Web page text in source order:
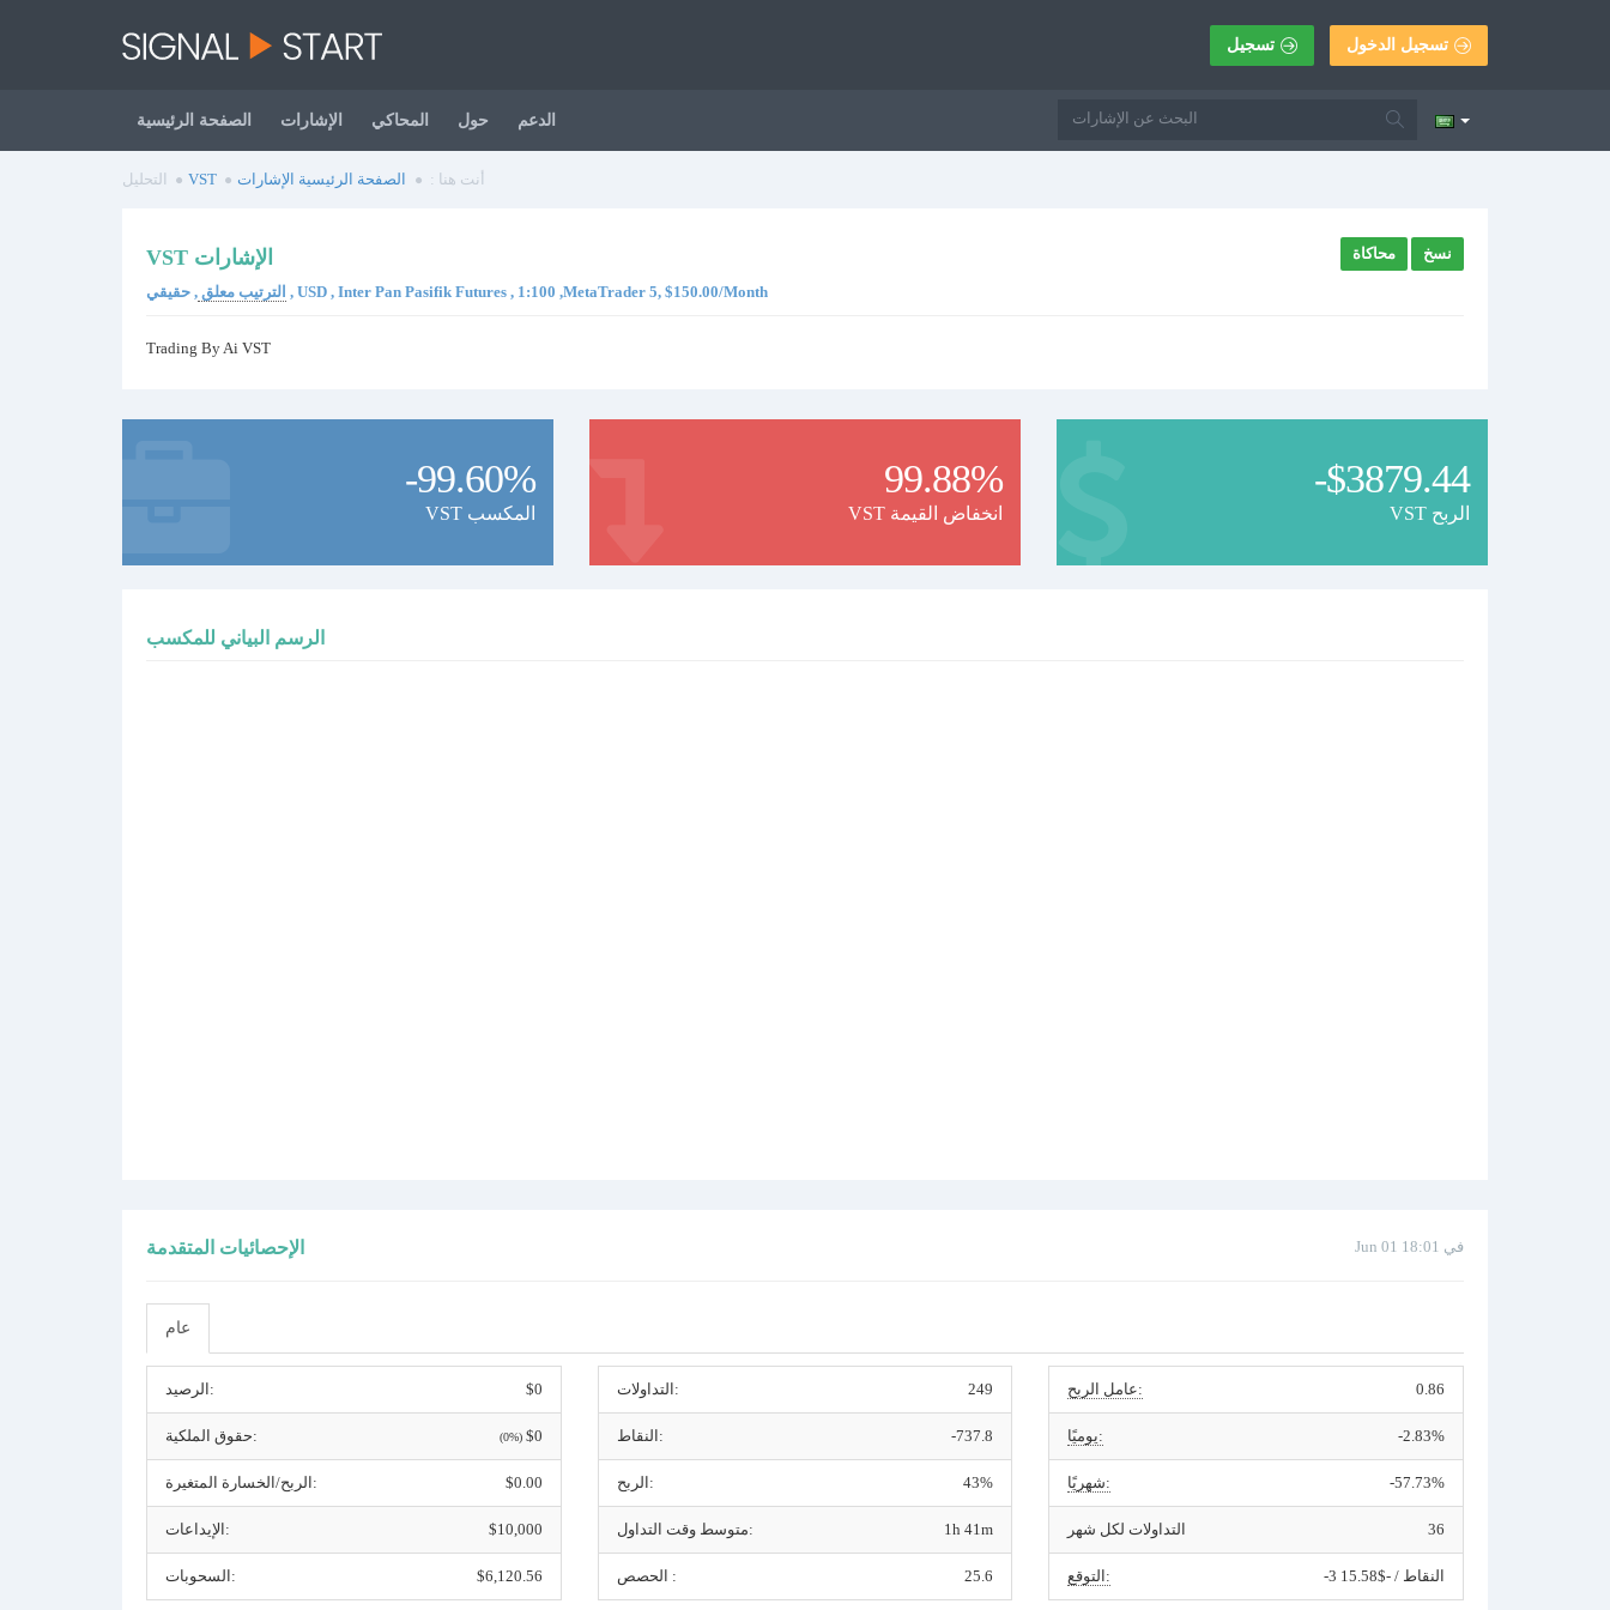
تسجيل تسجيل الدخول
الصفحة الرئيسية الإشارات المحاكي حول الدعم
أنت هنا : الصفحة الرئيسية الإشارات VST التحليل
VST الإشارات
الترتيب معلق , حقيقي , USD , Inter Pan Pasifik Futures , 1:100 ,MetaTrader 5, $150.00/Month
محاكاة نسخ
Trading By Ai VST
-99.60%
VST المكسب
99.88%
VST انخفاض القيمة
-$3879.44
VST الربح
الرسم البياني للمكسب
Jun 01 في 18:01 الإحصائيات المتقدمة
عام
الرصيد: $0
حقوق الملكية: (0%)$0
الربح/الخسارة المتغيرة: $0.00
الإيداعات: $10,000
السحوبات: $6,120.56
التداولات: 249
النقاط: -737.8
الربح: 43%
متوسط وقت التداول: 1h 41m
الحصص : 25.6
عامل الربح: 0.86
يوميًا: -2.83%
شهريًا: -57.73%
التداولات لكل شهر 36
التوقع: -3 النقاط / -$15.58